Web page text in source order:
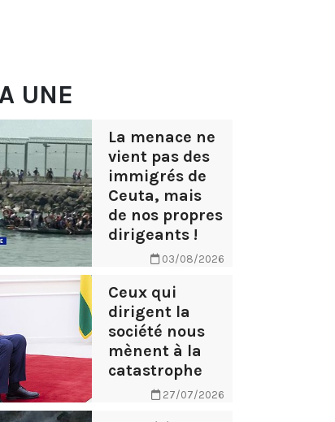
UNE
La menace ne
vient pas des
immigrés de
Ceuta, mais
de nos propres
dirigeants !
03/08/2026
Ceux qui
dirigent la
société nous
mènent à la
catastrophe
27/07/2026